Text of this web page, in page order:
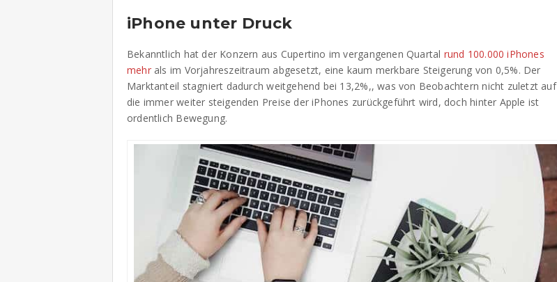
iPhone unter Druck
Bekanntlich hat der Konzern aus Cupertino im vergangenen Quartal rund 100.000 iPhones
mehrals im Vorjahreszeitraum abgesetzt, eine kaum merkbare Steigerung von 0,5%. Der
Marktanteil stagniert dadurch weitgehend bei 13,2%,, was von Beobachtern nicht zuletzt auf
die immer weiter steigenden Preise der iPhones zurückgeführt wird, doch hinter Apple ist
ordentlich Bewegung.